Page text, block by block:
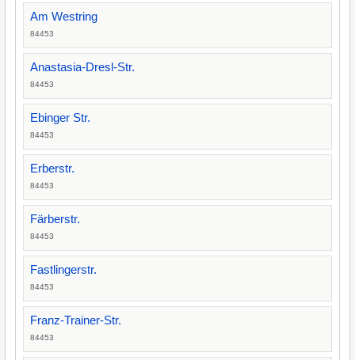
Am Westring
84453
Anastasia-Dresl-Str.
84453
Ebinger Str.
84453
Erberstr.
84453
Färberstr.
84453
Fastlingerstr.
84453
Franz-Trainer-Str.
84453